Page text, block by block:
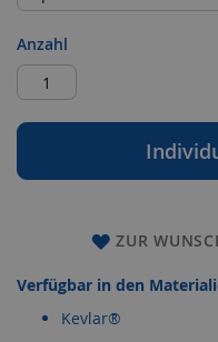
Anzahl
ZUR
Verfügbar in den
Kevlar®